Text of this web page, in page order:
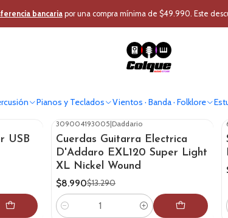
Pianos y Teclados Vientos · Banda · Folklore
bancariapor una compra mínima de $49.990. Este
Inicio Ofertas Colque
Ofertas Colque
USB
309004193005|Daddario
Cuerdas Guitarra Electrica
D'Addaro EXL120 Super Light
XL Nickel Wound
$8.990$13.290
Cantidad